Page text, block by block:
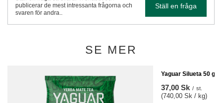
publicerar de mest intressanta frågorna och
svaren för andra..
Ställ en fråga
SE MER
Yaguar Silueta 50 g
37,00 Sk / st.
(740,00 Sk / kg)